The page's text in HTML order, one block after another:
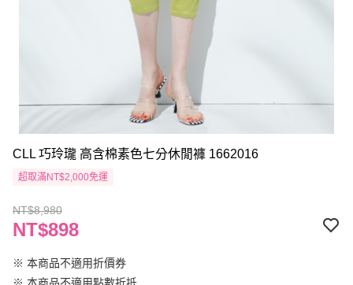
CLL 巧玲瓏 高含棉素色七分休閒褲 1662016
超取滿NT$2,000免運
NT$8,980
NT$898
※ 本商品不適用折價券